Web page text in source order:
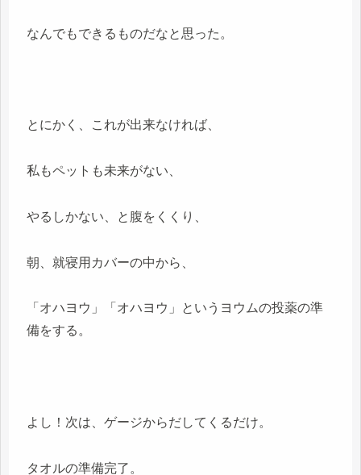
なんでもできるものだなと思った。
とにかく、これが出来なければ、
私もペットも未来がない、
やるしかない、と腹をくくり、
朝、就寝用カバーの中から、
「オハヨウ」「オハヨウ」というヨウムの投薬の準
備をする。
よし！次は、ゲージからだしてくるだけ。
タオルの準備完了。